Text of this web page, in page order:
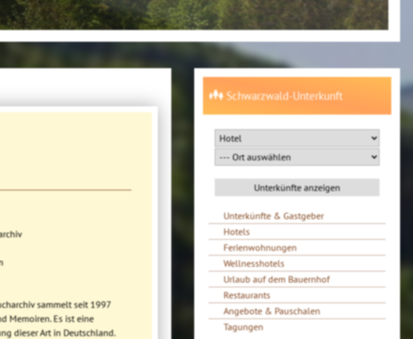
sammelt seit 1997
Memoiren. Es ist eine
dieser Art in Deutschland.
Schwarzwald-Unterkunft
Unterkünfte & Gastgeber
Hotels
Ferienwohnungen
Wellnesshotels
Urlaub auf dem Bauernhof
Restaurants
Angebote & Pauschalen
Tagungen